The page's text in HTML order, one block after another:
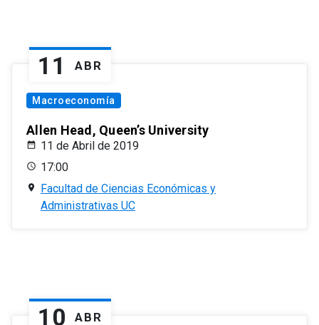
11 ABR
Macroeconomía
Allen Head, Queen’s University
11 de Abril de 2019
17:00
Facultad de Ciencias Económicas y
Administrativas UC
10 ABR